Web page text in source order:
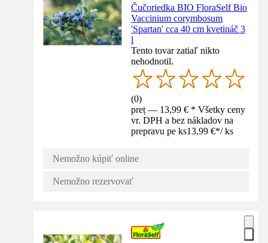
Čučoriedka BIO FloraSelf Bio
Vaccinium corymbosum
'Spartan' cca 40 cm kvetináč 3
l
Tento tovar zatiaľ nikto
nehodnotil.
(0)
preț — 13,99 € * Všetky ceny
vr. DPH a bez nákladov na
prepravu pe ks13,99 €*/ ks
Nemožno kúpiť online
Nemožno rezervovať